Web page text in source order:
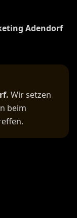
Adendorf
Wir setzen
beim